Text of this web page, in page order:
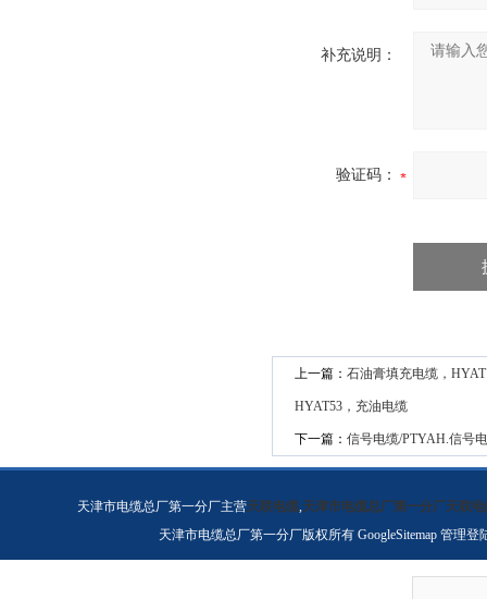
补充说明：
验证码：
上一篇： 石油膏填充电缆，
HYAT53，充油电缆
下一篇： 信号电缆/PTYAH.信号
天津市电缆总厂第一分厂主营天联电缆,天津市电缆总厂第一分厂天联电
天津市电缆总厂第一分厂版权所有 GoogleSitemap 管理登